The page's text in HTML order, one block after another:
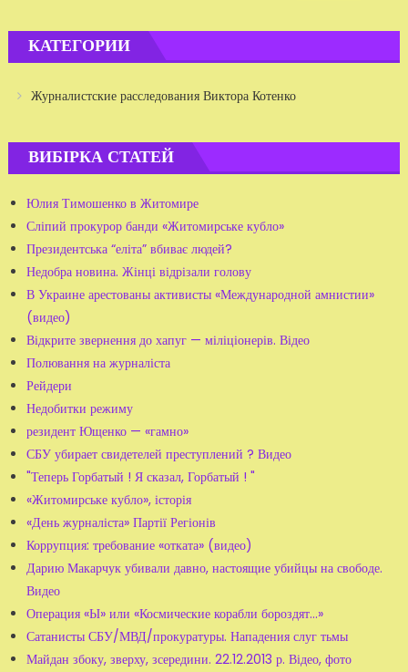
КАТЕГОРИИ
Журналистские расследования Виктора Котенко
ВИБІРКА СТАТЕЙ
Юлия Тимошенко в Житомире
Сліпий прокурор банди «Житомирське кубло»
Президентська “еліта” вбиває людей?
Недобра новина. Жінці відрізали голову
В Украине арестованы активисты «Международной амнистии»
(видео)
Відкрите звернення до хапуг — міліціонерів. Відео
Полювання на журналіста
Рейдери
Недобитки режиму
резидент Ющенко — «гамно»
СБУ убирает свидетелей преступлений ? Видео
"Теперь Горбатый ! Я сказал, Горбатый ! "
«Житомирське кубло», історія
«День журналіста» Партії Регіонів
Коррупция: требование «отката» (видео)
Дарию Макарчук убивали давно, настоящие убийцы на свободе.
Видео
Операция «Ы» или «Космические корабли бороздят...»
Сатанисты СБУ/МВД/прокуратуры. Нападения слуг тьмы
Майдан збоку, зверху, зсередини. 22.12.2013 р. Відео, фото